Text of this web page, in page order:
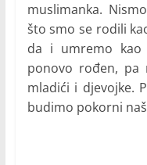
muslimanka.
što smo se rodili
da i umremo kao
ponovo rođen, pa
mladići i djevojke.
budimo pokorni